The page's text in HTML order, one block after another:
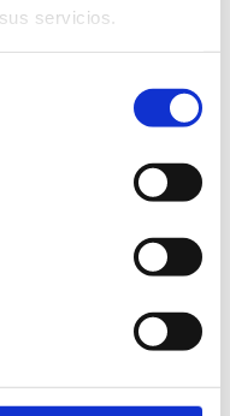
servicios.
de
combinar
río Ebro a